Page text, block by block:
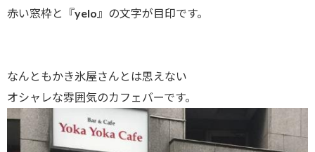
赤い窓枠と『yelo』の文字が目印です。
なんともかき氷屋さんとは思えない
オシャレな雰囲気のカフェバーです。